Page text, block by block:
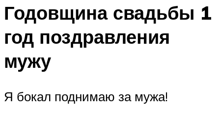
Годовщина свадьбы 1
год поздравления
мужу
Я бокал поднимаю за мужа!